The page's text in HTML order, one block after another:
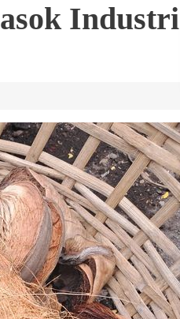
Industri